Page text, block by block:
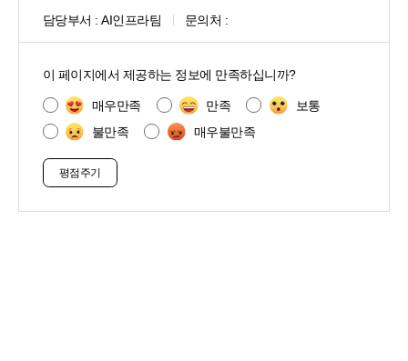
담당부서 : AI인프라팀 문의처 :
이 페이지에서 제공하는 정보에 만족하십니까?
매우만족 만족
보통
불만족
매우불만족